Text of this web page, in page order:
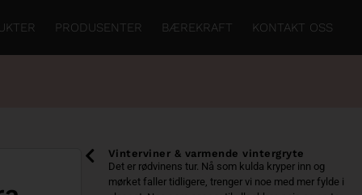
PRODUSENTER BÆREKRAFT KONTAKT OSS
Vinterviner & varmende vintergryte
Det er rødvinens tur. Nå som kulda kryper inn og
mørket faller tidligere, trenger vi noe med mer fylde i